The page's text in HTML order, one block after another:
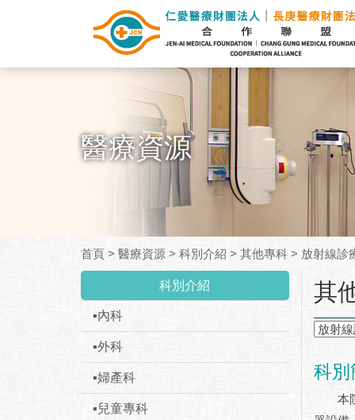
醫療資源
首頁 > 醫療資源 > 科別介紹 > 其他專科 > 放射線診
科別介紹
▪內科
▪外科
▪婦產科
▪兒童專科
:::
其
科別
本院